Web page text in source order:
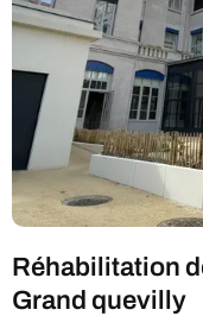
Réhabilitation
Grand quevilly